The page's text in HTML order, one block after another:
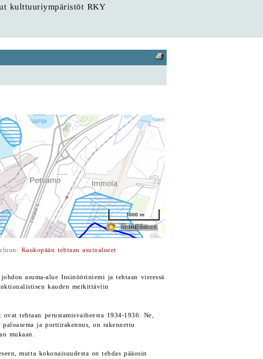
kulttuuriympäristöt RKY
Kaukopään tehtaan asuinalueet
asuma-alue Insinööriniemi ja tehtaan vieressä
kauden merkittäviin
tehtaan perustamisvaiheesta 1934-1936. Ne,
ja porttirakennus, on rakennettu
mukaan.
mutta kokonaisuudesta on tehdas pääosin